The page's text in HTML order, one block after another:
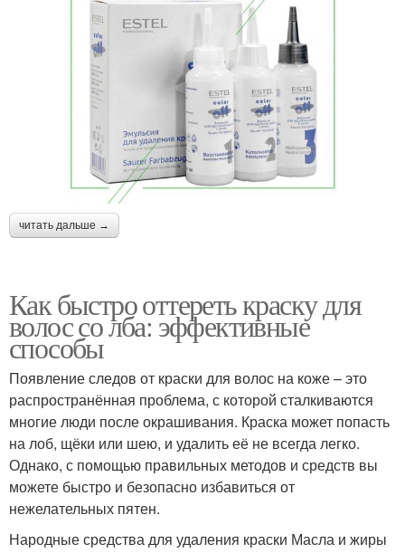
читать дальше →
Как быстро оттереть краску для
волос со лба: эффективные
способы
Появление следов от краски для волос на коже – это
распространённая проблема, с которой сталкиваются
многие люди после окрашивания. Краска может попасть
на лоб, щёки или шею, и удалить её не всегда легко.
Однако, с помощью правильных методов и средств вы
можете быстро и безопасно избавиться от
нежелательных пятен.
Народные средства для удаления краски Масла и жиры